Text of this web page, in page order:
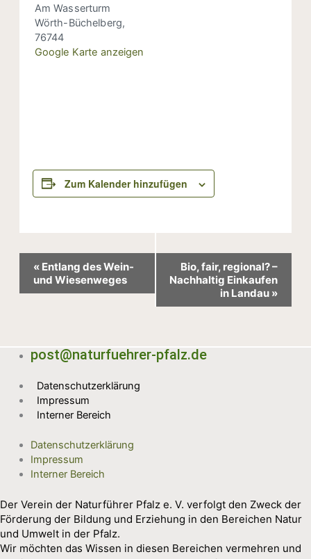
Am Wasserturm
Wörth-Büchelberg,
76744
Google Karte anzeigen
Zum Kalender hinzufügen
Navigation
«Entlang des Wein-
und Wiesenweges
Bio, fair, regional? –
Nachhaltig Einkaufen
in Landau »
post@naturfuehrer-pfalz.de
Datenschutzerklärung
Impressum
Interner Bereich
Datenschutzerklärung
Impressum
Interner Bereich
Der Verein der Naturführer Pfalz e. V. verfolgt den Zweck der
Förderung der Bildung und Erziehung in den Bereichen Natur
und Umwelt in der Pfalz.
Wir möchten das Wissen in diesen Bereichen vermehren und